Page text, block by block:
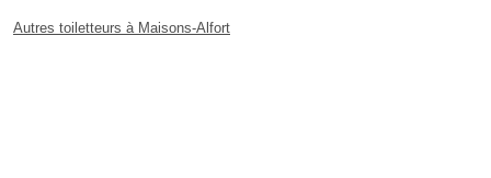
Autres toiletteurs à Maisons-Alfort